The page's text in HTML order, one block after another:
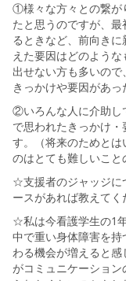
①様々な方々との繋が
たと思うのですが、
るときなど、前向き
えた要因はどのよう
出せない方も多いの
きっかけや要因があっ
②いろんな人に介助し
で思われたきっかけ
す。（将来のためと
のはとても難しいこと
☆支援者のジャッジに
ースがあれば教えてく
☆私は今看護学生の1
中で重い身体障害を
わる機会が増えると
がコミュニケーショ